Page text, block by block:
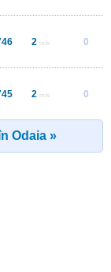
2 m/s 0
2 m/s 0
Odaia »